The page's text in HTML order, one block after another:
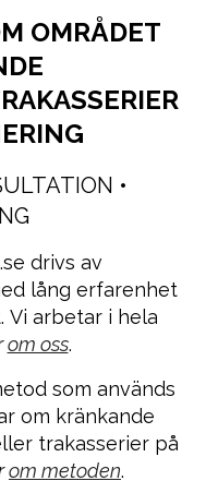
OMRÅDET
•
drivs av
lång erfarenhet
Vi arbetar i hela
om oss.
som används
om kränkande
trakasserier på
om metoden.